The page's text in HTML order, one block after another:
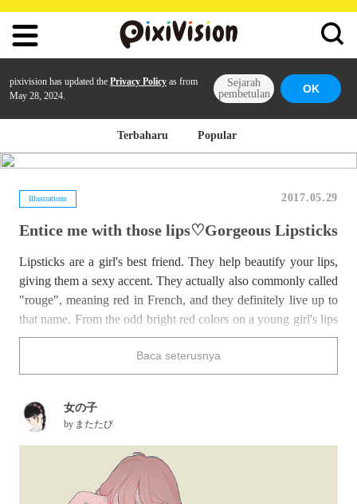
pixivision has updated the Privacy Policy as from
May 28, 2024.
Sejarah
pembetulan
OK
Terbaharu Popular
Illustrations 2017.05.29
Entice me with those lips♡Gorgeous Lipsticks
Lipsticks are a girl's best friend. They help beautify your lips,
giving them a sexy accent. They actually also commonly called
"rouge", meaning red in French, and they definitely live up to
that name. From the odd bright red colors on a young girl's lips
to the sexy firm lips of an adult lady and the slender fingers she
uses to put the lipstick on, lipsticks bring out the best of every
female regardless of age.
Today, we have a series of illustrations featuring stunning
lipsticks. Well then, enjoy!
Baca seterusnya
女の子
by またたび